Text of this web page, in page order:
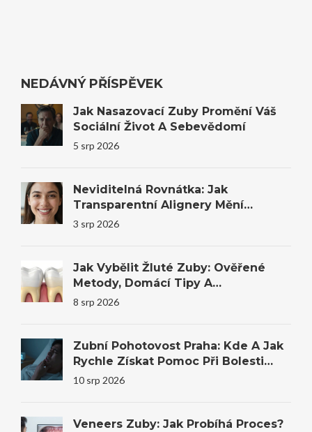
NEDÁVNÝ PŘÍSPĚVEK
Jak Nasazovací Zuby Promění Váš
Sociální Život A Sebevědomí
5 srp 2026
Neviditelná Rovnátka: Jak
Transparentní Alignery Mění
Úsměvy I Sebevědomí
3 srp 2026
Jak Vybělit Žluté Zuby: Ověřené
Metody, Domácí Tipy A
Profesionální Bělení
8 srp 2026
Zubní Pohotovost Praha: Kde A Jak
Rychle Získat Pomoc Při Bolesti
Zubu?
10 srp 2026
Veneers Zuby: Jak Probíhá Proces?